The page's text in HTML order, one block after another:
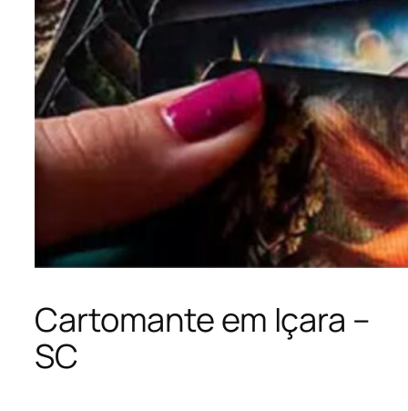
Cartomante em Içara –
SC